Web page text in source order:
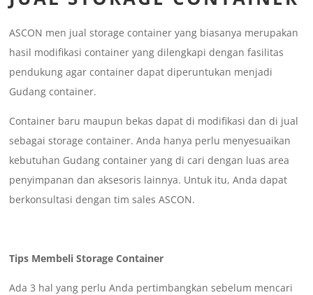
ASCON men jual storage container yang biasanya merupakan
hasil modifikasi container yang dilengkapi dengan fasilitas
pendukung agar container dapat diperuntukan menjadi
Gudang container.
Container baru maupun bekas dapat di modifikasi dan di jual
sebagai storage container. Anda hanya perlu menyesuaikan
kebutuhan Gudang container yang di cari dengan luas area
penyimpanan dan aksesoris lainnya. Untuk itu, Anda dapat
berkonsultasi dengan tim sales ASCON.
Tips Membeli Storage Container
Ada 3 hal yang perlu Anda pertimbangkan sebelum mencari